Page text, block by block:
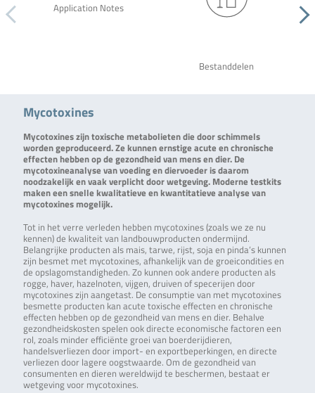
Application Notes
Bestanddelen
Mycotoxines
Mycotoxines zijn toxische metabolieten die door schimmels
worden geproduceerd. Ze kunnen ernstige acute en chronische
effecten hebben op de gezondheid van mens en dier. De
mycotoxineanalyse van voeding en diervoeder is daarom
noodzakelijk en vaak verplicht door wetgeving. Moderne testkits
maken een snelle kwalitatieve en kwantitatieve analyse van
mycotoxines mogelijk.
Tot in het verre verleden hebben mycotoxines (zoals we ze nu
kennen) de kwaliteit van landbouwproducten ondermijnd.
Belangrijke producten als mais, tarwe, rijst, soja en pinda’s kunnen
zijn besmet met mycotoxines, afhankelijk van de groeicondities en
de opslagomstandigheden. Zo kunnen ook andere producten als
rogge, haver, hazelnoten, vijgen, druiven of specerijen door
mycotoxines zijn aangetast. De consumptie van met mycotoxines
besmette producten kan acute toxische effecten en chronische
effecten hebben op de gezondheid van mens en dier. Behalve
gezondheidskosten spelen ook directe economische factoren een
rol, zoals minder efficiënte groei van boerderijdieren,
handelsverliezen door import- en exportbeperkingen, en directe
verliezen door lagere oogstwaarde. Om de gezondheid van
consumenten en dieren wereldwijd te beschermen, bestaat er
wetgeving voor mycotoxines.